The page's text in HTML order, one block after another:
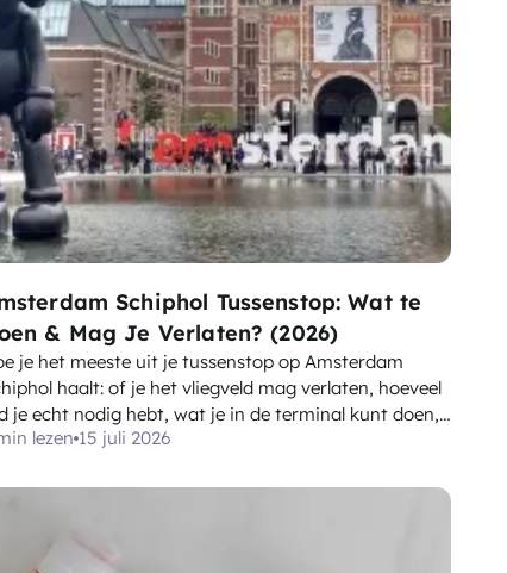
Schiphol Tussenstop: Wat te
& Mag Je Verlaten? (2026)
je het meeste uit je tussenstop op Amsterdam
haalt: of je het vliegveld mag verlaten, hoeveel
je echt nodig hebt, wat je in de terminal kunt doen,
trips naar de stad op basis van de duur van je
lezen 15 juli 2026